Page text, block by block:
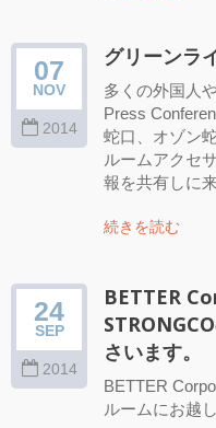
07
NOV
2014
グリーンラ
多くの外国人
Press
蛇口、オゾン
ルームアクセ
報を共有しに
続きを読む
24
SEP
2014
BETTER
さいます。
BETTER
ルームにお越